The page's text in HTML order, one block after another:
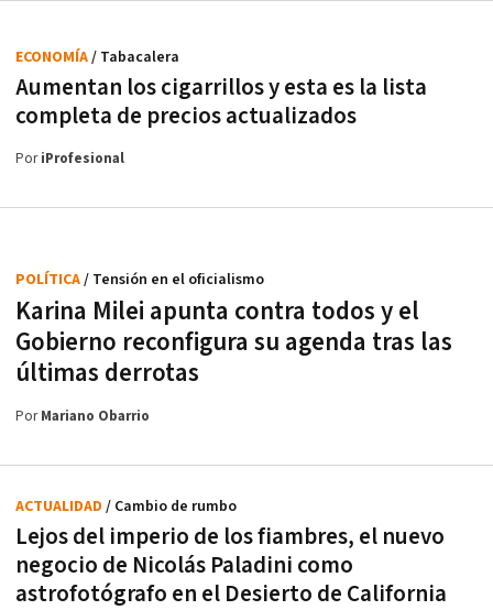
Aumentan los cigarrillos y esta es la lista
completa de precios actualizados
ECONOMÍA/ Tabacalera
PoriProfesional
Karina Milei apunta contra todos y el
Gobierno reconfigura su agenda tras las
últimas derrotas
POLÍTICA/ Tensión en el oficialismo
PorMariano Obarrio
Lejos del imperio de los fiambres, el nuevo
negocio de Nicolás Paladini como
astrofotógrafo en el Desierto de California
ACTUALIDAD / Cambio de rumbo